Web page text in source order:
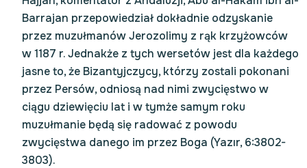
Barrajan przepowiedział dokładnie odzyskanie
przez muzułmanów Jerozolimy z rąk krzyżowców
w 1187 r. Jednakże z tych wersetów jest dla każdego
jasne to, że Bizantyjczycy, którzy zostali pokonani
przez Persów, odniosą nad nimi zwycięstwo w
ciągu dziewięciu lat i w tymże samym roku
muzułmanie będą się radować z powodu
zwycięstwa danego im przez Boga (Yazır, 6:3802-
3803).